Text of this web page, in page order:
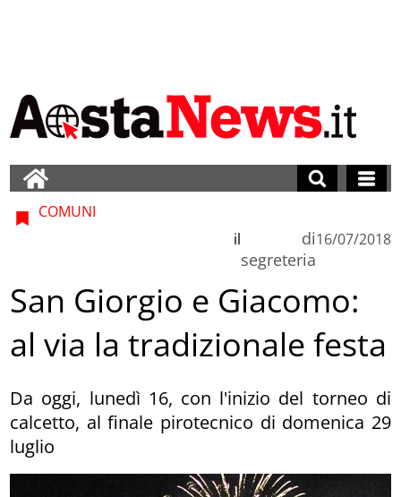
COMUNI
di
segreteria
il 16/07/2018
San Giorgio e Giacomo:
al via la tradizionale festa
Da oggi, lunedì 16, con l'inizio del torneo di
calcetto, al finale pirotecnico di domenica 29
luglio